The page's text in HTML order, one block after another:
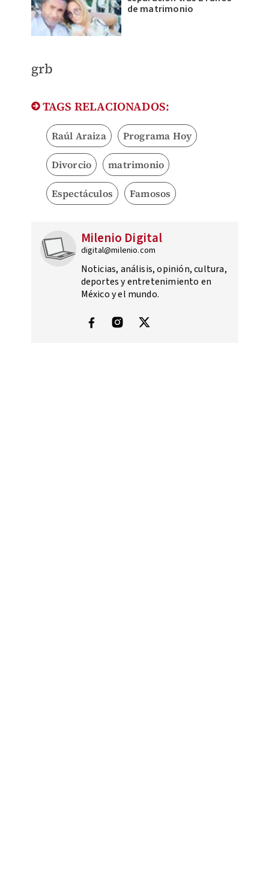
de matrimonio
grb
TAGS RELACIONADOS:
Raúl Araiza Programa Hoy
Divorcio matrimonio
Espectáculos Famosos
Milenio Digital
digital@milenio.com
Noticias, análisis, opinión, cultura,
deportes y entretenimiento en
México y el mundo.